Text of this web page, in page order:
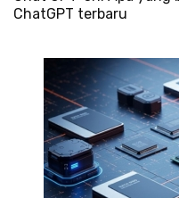
ChatGPT terbaru